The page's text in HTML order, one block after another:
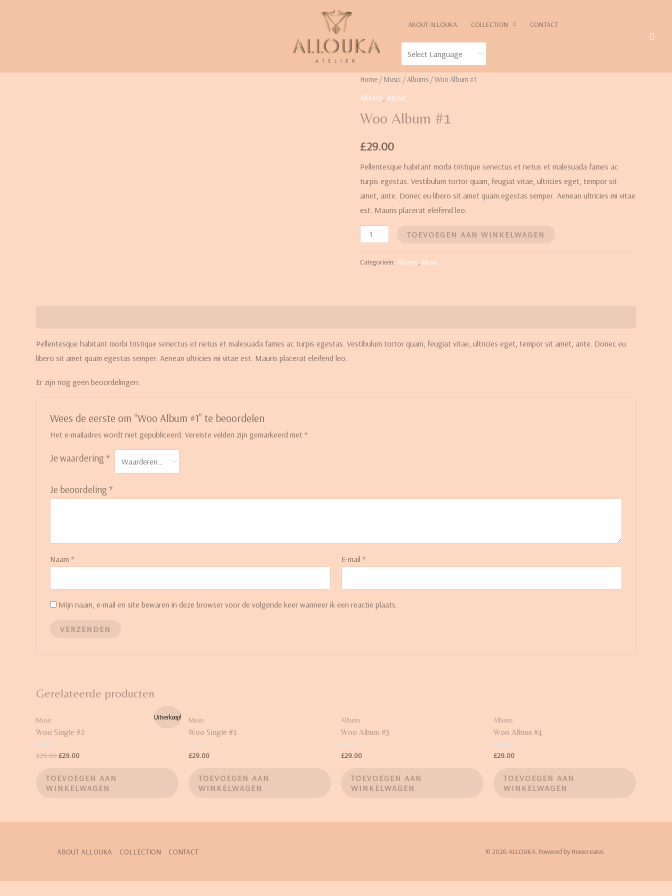
ABOUT ALLOUKA COLLECTION CONTACT
Home / Music /Albums / Woo Album #1
Albums Music
Woo Album #1
£29.00
Pellentesque habitant morbi tristique senectus et netus et malesuada fames ac
turpis egestas. Vestibulum tortor quam, feugiat vitae, ultricies eget, tempor sit
amet, ante. Donec eu libero sit amet quam egestas semper. Aenean ultricies mi vitae
est. Mauris placerat eleifend leo.
TOEVOEGEN AAN WINKELWAGEN
Categorieën: Albums, Music
Pellentesque habitant morbi tristique senectus et netus et malesuada fames ac turpis egestas. Vestibulum tortor quam, feugiat vitae, ultricies eget, tempor sit amet, ante. Donec eu
libero sit amet quam egestas semper. Aenean ultricies mi vitae est. Mauris placerat eleifend leo.
Er zijn nog geen beoordelingen.
Wees de eerste om “Woo Album #1” te beoordelen
Het e-mailadres wordt niet gepubliceerd. Vereiste velden zijn gemarkeerd met *
Je waardering *
Je beoordeling *
Naam * E-mail*
Mijn naam, e-mail en site bewaren in deze browser voor de volgende keer wanneer ik een reactie plaats.
Gerelateerde producten
Uitverkoop!
Music
Woo Single #2
Waardering
£29.00£29.00
TOEVOEGEN AAN
WINKELWAGEN
Music
Woo Single #1
Waardering
£29.00
TOEVOEGEN AAN
WINKELWAGEN
Albums
Woo Album #3
Waardering
£29.00
TOEVOEGEN AAN
WINKELWAGEN
Albums
Woo Album #4
Waardering
£29.00
TOEVOEGEN AAN
WINKELWAGEN
ABOUT ALLOUKA COLLECTION CONTACT © 2026 ALLOUKA. Powered by Heescreates